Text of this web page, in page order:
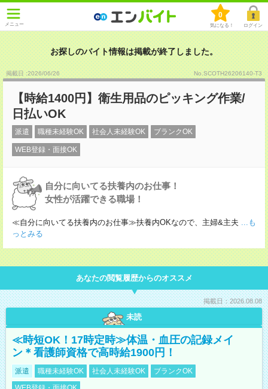
メニュー
0
気になる！ ログイン
お探しのバイト情報は掲載が終了しました。
掲載日 :2026/06/26 No.SCOTH26206140-T3
【時給1400円】衛生用品のピッキング作業/
日払いOK
派遣 職種未経験OK 社会人未経験OK ブランクOK
WEB登録・面接OK
自分に向いてる扶養内のお仕事！
女性が活躍できる職場！
≪自分に向いてる扶養内のお仕事≫扶養内OKなので、主婦&主夫 ...も
っとみる
あなたの閲覧履歴からのオススメ
掲載日：2026.08.08
未読
≪時短OK！17時定時≫体温・血圧の記録メイ
ン＊看護師資格で高時給1900円！
派遣 職種未経験OK 社会人未経験OK
ブランクOK